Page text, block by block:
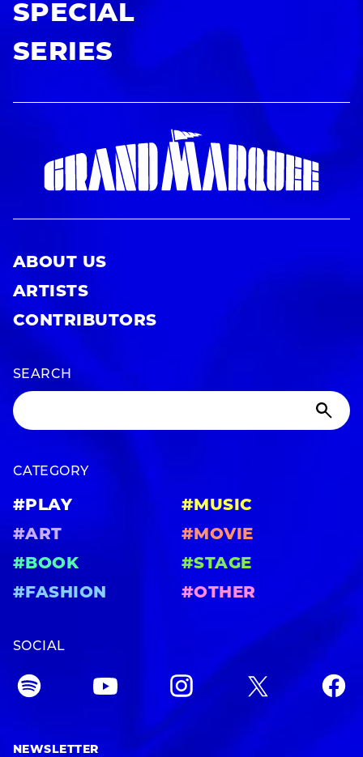
SPECIAL
SERIES
ABOUT US
ARTISTS
CONTRIBUTORS
SEARCH
CATEGORY
#PLAY
#MUSIC
#ART
#MOVIE
#BOOK
#STAGE
#FASHION
#OTHER
SOCIAL
NEWSLETTER